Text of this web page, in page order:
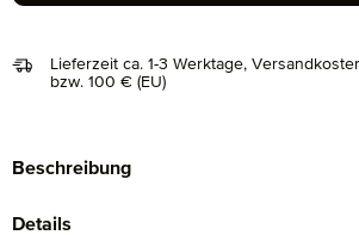
Lieferzeit ca. 1-3 Werktage,
bzw. 100 € (EU)
Beschreibung
Details